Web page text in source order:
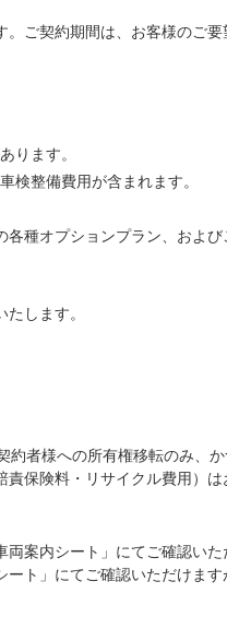
ご契約期間は、お客様のご
ります。
整備費用が含まれます。
種オプションプラン、およ
します。
者様への所有権移転のみ、
保険料・リサイクル費用）は
案内シート」にてご確認いた
ト」にてご確認いただけま